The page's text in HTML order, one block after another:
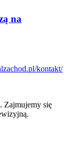
na
Zajmujemy się